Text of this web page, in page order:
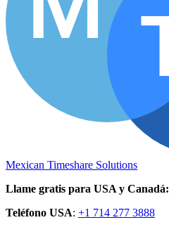
Mexican Timeshare Solutions
Llame gratis para USA y Canadá:
Teléfono USA: +1 714 277 3888